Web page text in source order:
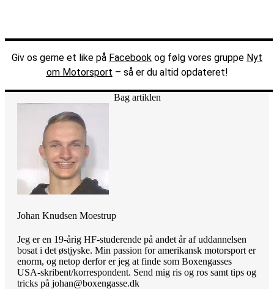
Giv os gerne et like på Facebook og følg vores gruppe Nyt
om Motorsport – så er du altid opdateret!
Bag artiklen
Johan Knudsen Moestrup
Jeg er en 19-årig HF-studerende på andet år af uddannelsen
bosat i det østjyske. Min passion for amerikansk motorsport er
enorm, og netop derfor er jeg at finde som Boxengasses
USA-skribent/korrespondent. Send mig ris og ros samt tips og
tricks på johan@boxengasse.dk